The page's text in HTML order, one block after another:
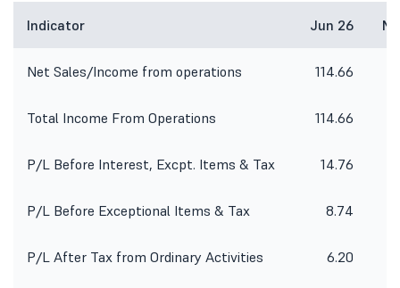
Indicator Jun 26
Net Sales/Income from operations 114.66
Total Income From Operations 114.66
P/L Before Interest, Excpt. Items & Tax 14.76
P/L Before Exceptional Items & Tax 8.74
P/L After Tax from Ordinary Activities 6.20